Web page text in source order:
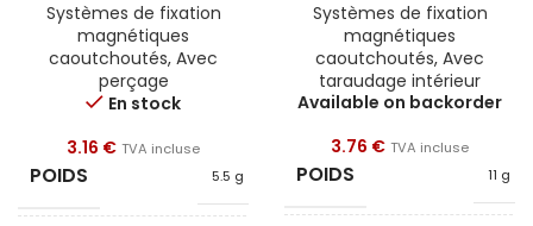
Systèmes de fixation
magnétiques
caoutchoutés, Avec
perçage
En stock
3.16 € TVA incluse
POIDS 5.5 g
Systèmes de fixation
magnétiques
caoutchoutés, Avec
taraudage intérieur
Available on backorder
3.76 € TVA incluse
POIDS 11 g